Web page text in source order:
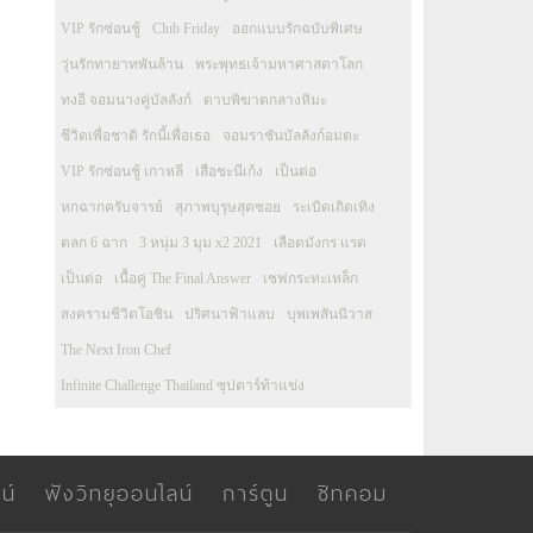
VIP รักซ่อนชู้ Club Friday ออกแบบรักฉบับพิเศษ
วุ่นรักทายาทพันล้าน พระพุทธเจ้ามหาศาสดาโลก
ทงอี จอมนางคู่บัลลังก์ ดาบพิฆาตกลางหิมะ
ชีวิตเพื่อชาติ รักนี้เพื่อเธอ จอมราชันบัลลังก์อมตะ
VIP รักซ่อนชู้ เกาหลี เสือชะนีเก้ง เป็นต่อ
หกฉากครับจารย์ สุภาพบุรุษสุดซอย ระเบิดเถิดเทิง
ตลก 6 ฉาก 3 หนุ่ม 3 มุม x2 2021 เลือดมังกร แรด
เป็นต่อ เนื้อคู่ The Final Answer เชฟกระทะเหล็ก
สงครามชีวิตโอชิน ปริศนาฟ้าแลบ บุพเพสันนิวาส
The Next Iron Chef
Infinite Challenge Thailand ซุปตาร์ท้าแข่ง
ฟังวิทยุออนไลน์ การ์ตูน ซิทคอม